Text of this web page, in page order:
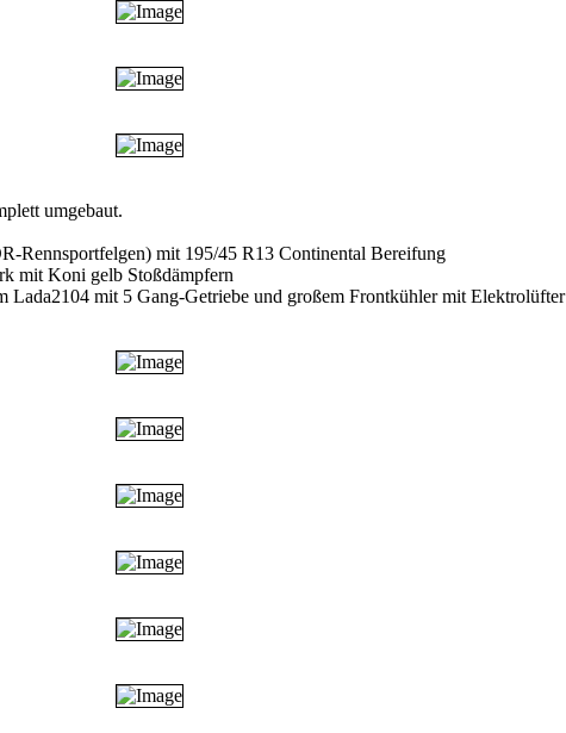
umgebaut.
Rennsportfelgen) mit 195/45 R13 Continental Bereifung
mit Koni gelb Stoßdämpfern
Lada2104 mit 5 Gang-Getriebe und großem Frontkühler mit Elektrolüfter